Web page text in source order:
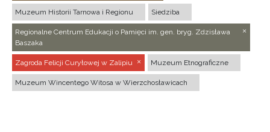
Muzeum Historii Tarnowa i Regionu Siedziba
Regionalne Centrum Edukacji o Pamięci im. gen. bryg. Zdzisława
Baszaka
Zagroda Felicji Curyłowej w Zalipiu Muzeum Etnograficzne
Muzeum Wincentego Witosa w Wierzchosławicach